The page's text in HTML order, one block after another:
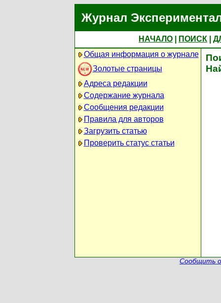
Журнал
НАЧАЛО ПОИСК
Общая информация о журнале
Золотые страницы
Адреса редакции
Содержание журнала
Сообщения редакции
Правила для авторов
Загрузить статью
Проверить статус статьи
Сообщить о